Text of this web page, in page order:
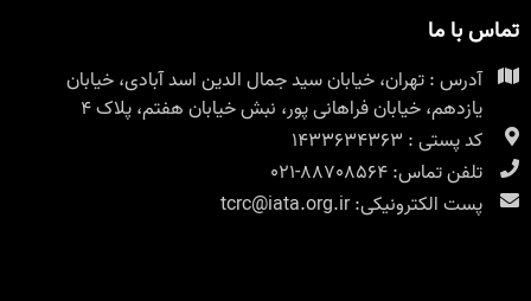
با ما
آدرس : تهران، خیابان سید جمال الدین اسد آبادی، خیابان
یازدهم، خیابان فراهانی پور، نبش خیابان هفتم، پلاک ۴
کد پستی : 1433634363
تلفن تماس: 88708564-021
پست الکترونیکی: tcrc@iata.org.ir